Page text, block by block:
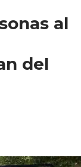
al
del